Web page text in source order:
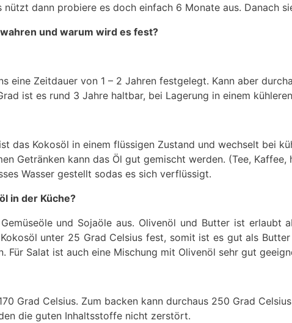
dann probiere es doch einfach 6 Monate aus. Danach
und warum wird es fest?
eine Zeitdauer von 1 – 2 Jahren festgelegt. Kann aber
ist es rund 3 Jahre haltbar, bei Lagerung in einem
das Kokosöl in einem flüssigen Zustand und wechselt bei
Getränken kann das Öl gut gemischt werden. (Tee,
Wasser gestellt sodas es sich verflüssigt.
in der Küche?
und Sojaöle aus. Olivenöl und Butter ist
unter 25 Grad Celsius fest, somit ist es gut als
Für Salat ist auch eine Mischung mit Olivenöl sehr gut
Grad Celsius. Zum backen kann durchaus 250 Grad
die guten Inhaltsstoffe nicht zerstört.